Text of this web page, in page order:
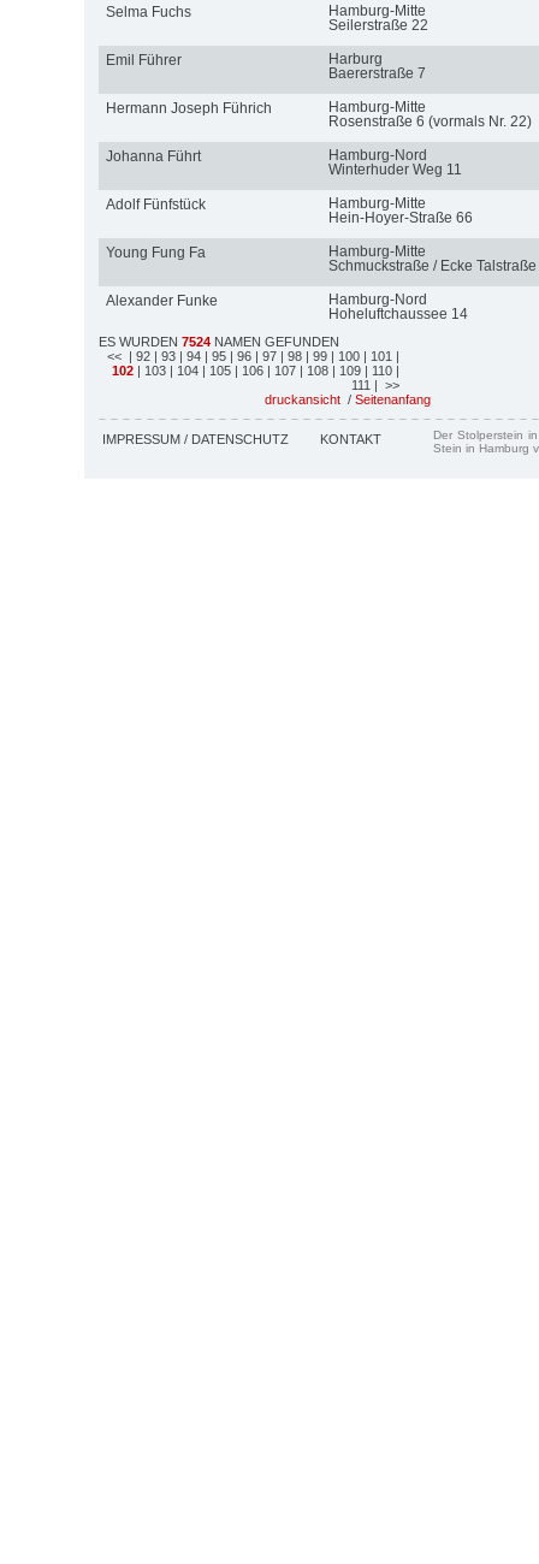
Selma Fuchs
Hamburg-Mitte
Seilerstraße 22
Emil Führer
Harburg
Baererstraße 7
Hermann Joseph Führich
Hamburg-Mitte
Rosenstraße 6 (vormals Nr. 22)
Johanna Führt
Hamburg-Nord
Winterhuder Weg 11
Adolf Fünfstück
Hamburg-Mitte
Hein-Hoyer-Straße 66
Young Fung Fa
Hamburg-Mitte
Schmuckstraße / Ecke Talstraße
Alexander Funke
Hamburg-Nord
Hoheluftchaussee 14
ES WURDEN 7524 NAMEN GEFUNDEN
<< | 92 | 93 | 94 | 95 | 96 | 97 | 98 | 99 | 100 | 101 |
102 | 103 | 104 | 105 | 106 | 107 | 108 | 109 | 110 |
111 | >>
druckansicht / Seitenanfang
IMPRESSUM / DATENSCHUTZ KONTAKT
Der Stolperstein
Stein in Hamburg